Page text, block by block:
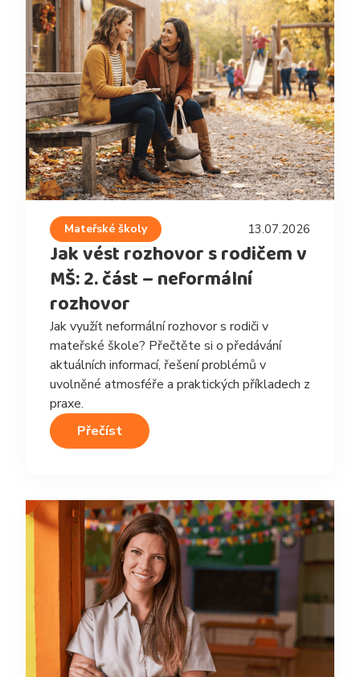
Mateřské školy 13.07.2026
Jak vést rozhovor s rodičem v
MŠ: 2. část – neformální
rozhovor
Jak využít neformální rozhovor s rodiči v
mateřské škole? Přečtěte si o předávání
aktuálních informací, řešení problémů v
uvolněné atmosféře a praktických příkladech z
praxe.
Přečíst